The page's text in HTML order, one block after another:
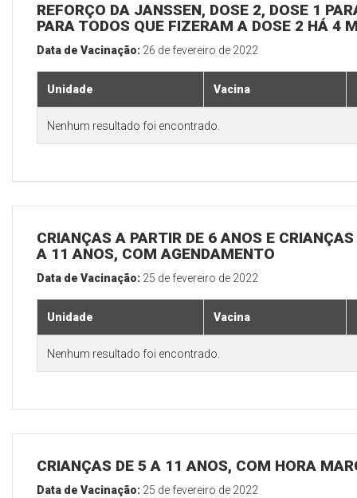
REFORÇO DA JANSSEN, DOSE 2, DOSE 1
PARA TODOS QUE FIZERAM A DOSE 2 HÁ 4
Data de Vacinação: 26 de fevereiro de 2022
Unidade Vacina
Nenhum resultado foi encontrado.
CRIANÇAS A PARTIR DE 6 ANOS E
A 11 ANOS, COM AGENDAMENTO
Data de Vacinação: 25 de fevereiro de 2022
Unidade Vacina
Nenhum resultado foi encontrado.
CRIANÇAS DE 5 A 11 ANOS, COM HORA
Data de Vacinação: 25 de fevereiro de 2022